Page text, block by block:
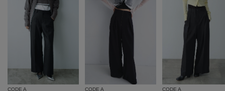
CODE A CODE A CODE A